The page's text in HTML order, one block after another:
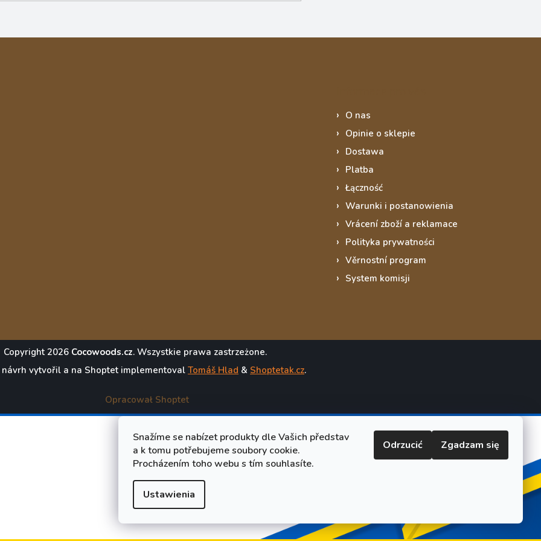
Snažíme se nabízet produkty dle Vašich představ
a k tomu potřebujeme soubory cookie.
Procházením toho webu s tím souhlasíte.
Ustawienia
Odrzucić Zgadzam się
O nas
Opinie o sklepie
Dostawa
Platba
Łączność
Warunki i postanowienia
Vrácení zboží a reklamace
Polityka prywatności
Věrnostní program
System komisji
Copyright 2026 Cocowoods.cz. Wszystkie prawa zastrzeżone.
návrh vytvořil a na Shoptet implementoval Tomáš Hlad & Shoptetak.cz.
Opracował Shoptet